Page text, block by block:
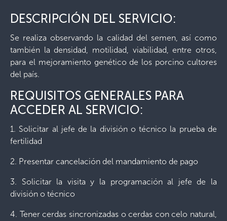
DESCRIPCIÓN DEL SERVICIO:
Se realiza observando la calidad del semen, así como
también la densidad, motilidad, viabilidad, entre otros,
para el mejoramiento genético de los porcino cultores
del país.
REQUISITOS GENERALES PARA
ACCEDER AL SERVICIO:
1. Solicitar al jefe de la división o técnico la prueba de
fertilidad
2. Presentar cancelación del mandamiento de pago
3. Solicitar la visita y la programación al jefe de la
división o técnico
4. Tener cerdas sincronizadas o cerdas con celo natural,